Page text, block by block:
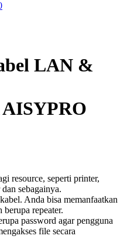
LAN &
resource, seperti printer,
sebagainya.
Anda bisa memanfaatkan
repeater.
password agar pengguna
file secara